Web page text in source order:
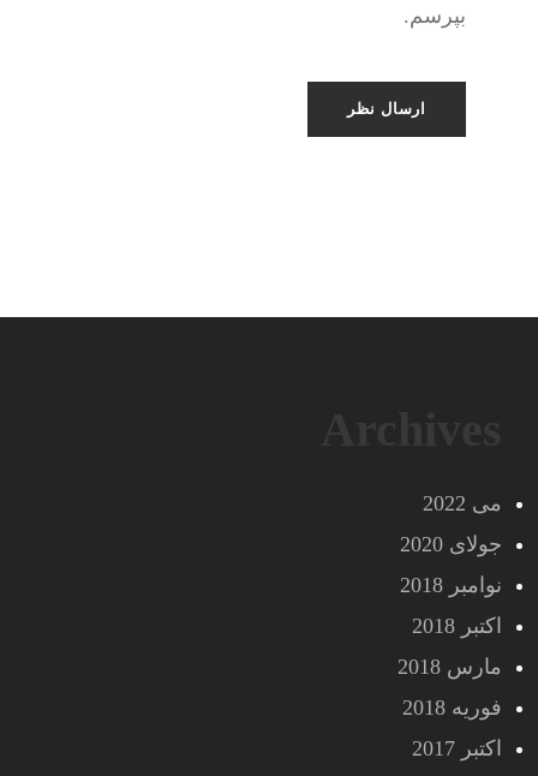
بپرسم.
می 2022
جولای 2020
نوامبر 2018
اکتبر 2018
مارس 2018
فوریه 2018
اکتبر 2017